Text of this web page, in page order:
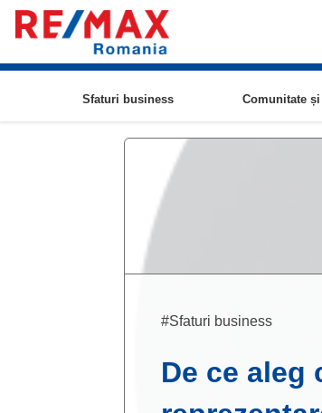
Sfaturi business Comunitate
#Sfaturi business
De ce aleg